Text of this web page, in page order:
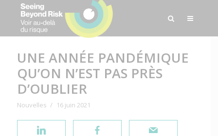
UNE ANNÉE PANDÉMIQUE
QU’ON N’EST PAS PRÈS
D’OUBLIER
Nouvelles 16 juin 2021